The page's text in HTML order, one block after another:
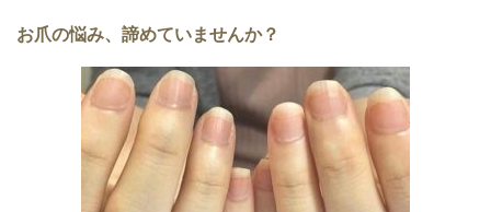
お爪の悩み、諦めていませんか？